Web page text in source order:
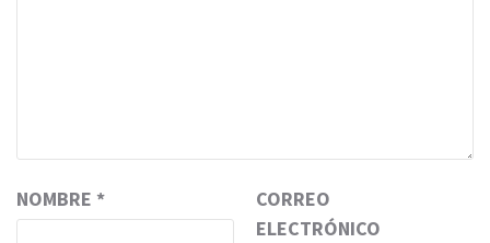
NOMBRE *
CORREO
ELECTRÓNICO